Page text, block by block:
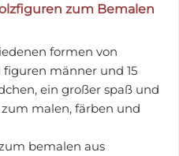
zum Bemalen
formen von
figuren männer und 15
ein großer spaß und
malen, färben und
bemalen aus